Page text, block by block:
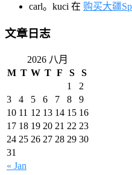
carl。kuci 在 购买大疆
文章日志
2026 八月
M T W T F S S
« Jan
1
2
3
4 5 6 7 8
9
10 11 12 13 14 15 16
17 18 19 20 21 22 23
24 25 26 27 28 29 30
31